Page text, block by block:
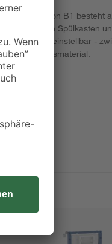
WCs von B1 besteht
Spülkasten
individuell einstellbar -
Befestigungsmaterial.